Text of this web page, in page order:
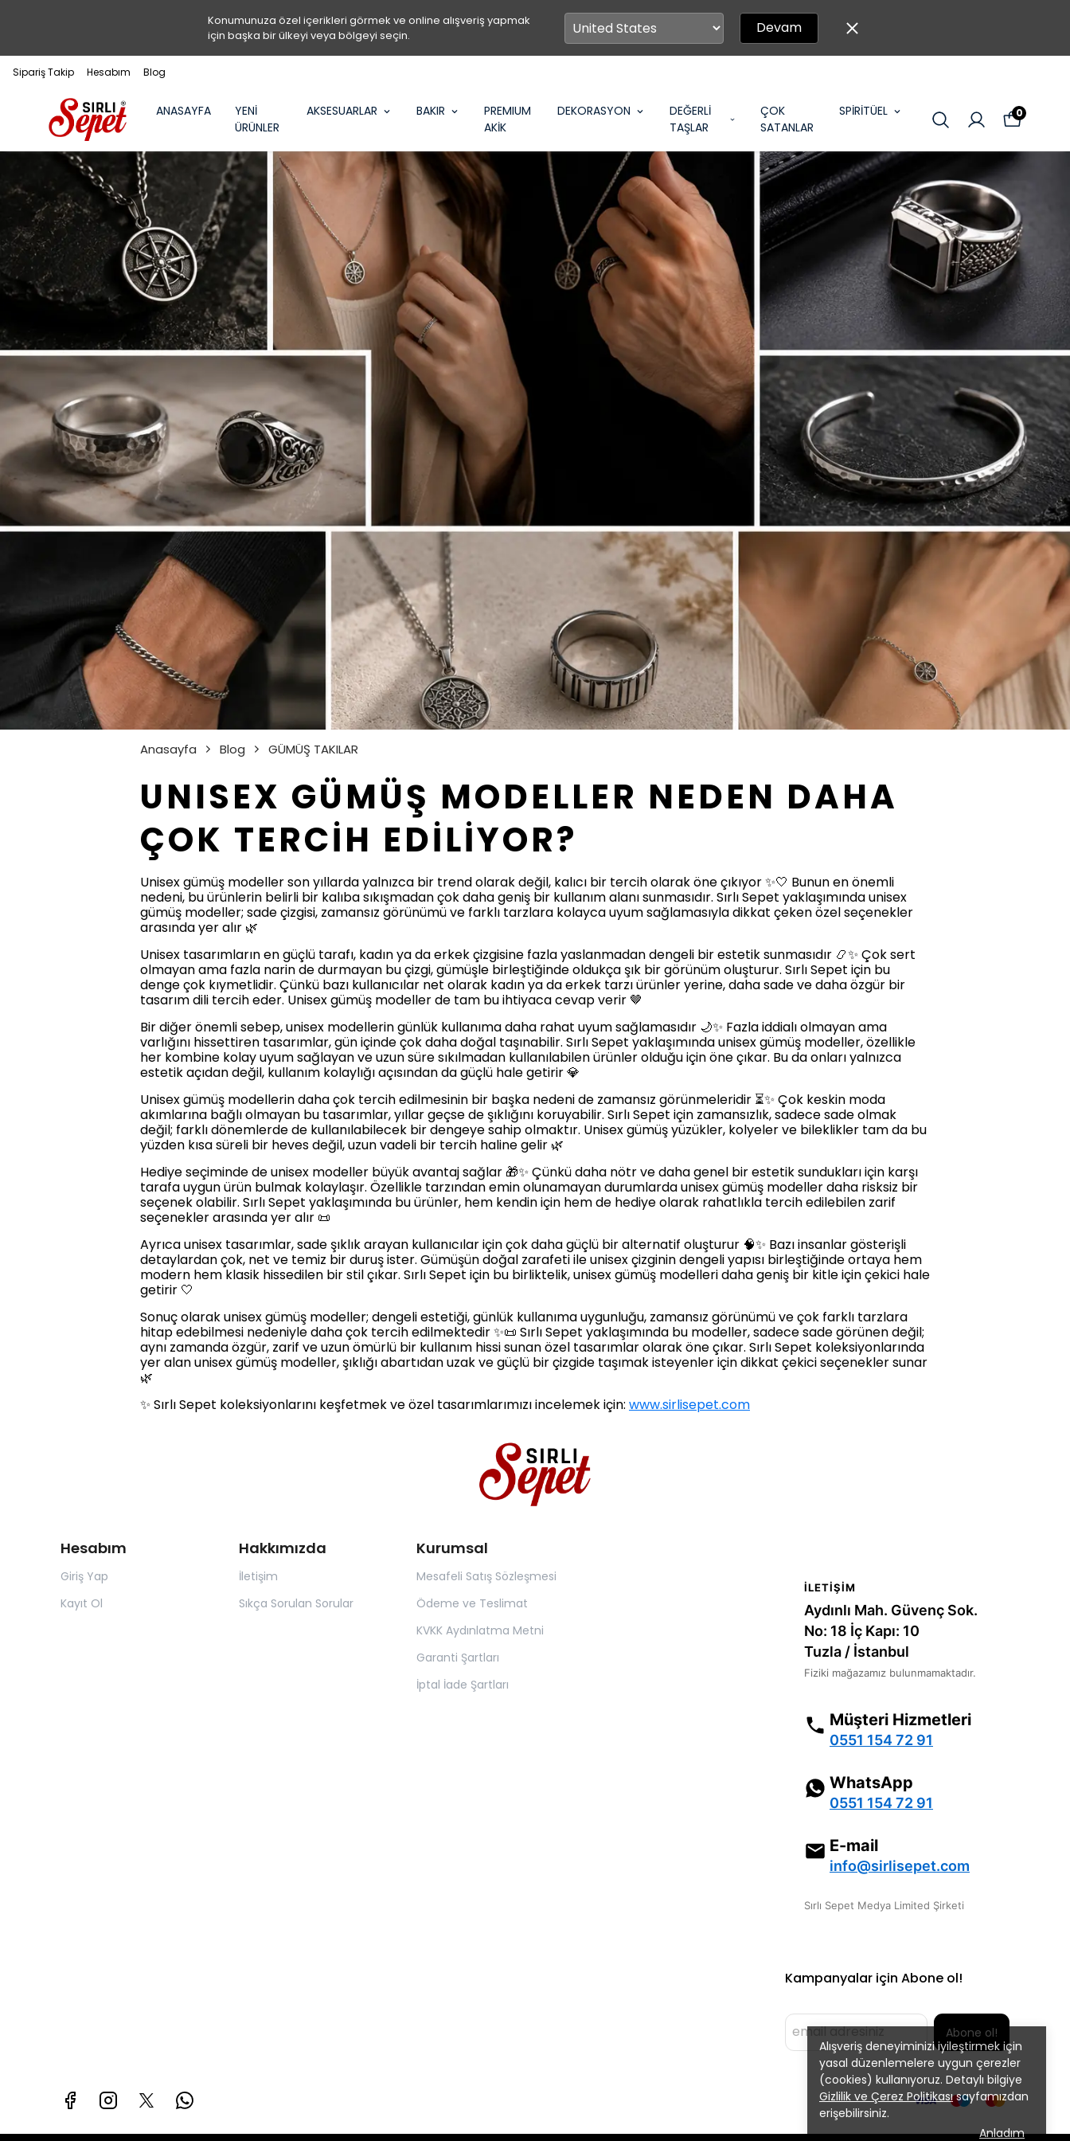
Konumunuza özel içerikleri görmek ve online alışveriş yapmak
için başka bir ülkeyi veya bölgeyi seçin.
Devam
Sipariş Takip Hesabım Blog
ANASAYFA
YENİ
ÜRÜNLER
AKSESUARLAR BAKIR
PREMIUM
AKİK
DEKORASYON
DEĞERLİ
TAŞLAR
ÇOK
SATANLAR
SPİRİTÜEL 0
Alışveriş deneyiminizi iyileştirmek için
yasal düzenlemelere uygun çerezler
(cookies) kullanıyoruz. Detaylı bilgiye
Gizlilik ve Çerez Politikasısayfamızdan
erişebilirsiniz.
Anladım
Anasayfa Blog GÜMÜŞ TAKILAR
UNISEX GÜMÜŞ MODELLER NEDEN DAHA
ÇOK TERCİH EDİLİYOR?
Unisex gümüş modeller son yıllarda yalnızca bir trend olarak değil, kalıcı bir tercih olarak öne çıkıyor ✨🤍 Bunun en önemli
nedeni, bu ürünlerin belirli bir kalıba sıkışmadan çok daha geniş bir kullanım alanı sunmasıdır. Sırlı Sepet yaklaşımında unisex
gümüş modeller; sade çizgisi, zamansız görünümü ve farklı tarzlara kolayca uyum sağlamasıyla dikkat çeken özel seçenekler
arasında yer alır 🌿
Unisex tasarımların en güçlü tarafı, kadın ya da erkek çizgisine fazla yaslanmadan dengeli bir estetik sunmasıdır 📿✨ Çok sert
olmayan ama fazla narin de durmayan bu çizgi, gümüşle birleştiğinde oldukça şık bir görünüm oluşturur. Sırlı Sepet için bu
denge çok kıymetlidir. Çünkü bazı kullanıcılar net olarak kadın ya da erkek tarzı ürünler yerine, daha sade ve daha özgür bir
tasarım dili tercih eder. Unisex gümüş modeller de tam bu ihtiyaca cevap verir 🤎
Bir diğer önemli sebep, unisex modellerin günlük kullanıma daha rahat uyum sağlamasıdır 🌙✨ Fazla iddialı olmayan ama
varlığını hissettiren tasarımlar, gün içinde çok daha doğal taşınabilir. Sırlı Sepet yaklaşımında unisex gümüş modeller, özellikle
her kombine kolay uyum sağlayan ve uzun süre sıkılmadan kullanılabilen ürünler olduğu için öne çıkar. Bu da onları yalnızca
estetik açıdan değil, kullanım kolaylığı açısından da güçlü hale getirir 💎
Unisex gümüş modellerin daha çok tercih edilmesinin bir başka nedeni de zamansız görünmeleridir ⏳✨ Çok keskin moda
akımlarına bağlı olmayan bu tasarımlar, yıllar geçse de şıklığını koruyabilir. Sırlı Sepet için zamansızlık, sadece sade olmak
değil; farklı dönemlerde de kullanılabilecek bir dengeye sahip olmaktır. Unisex gümüş yüzükler, kolyeler ve bileklikler tam da bu
yüzden kısa süreli bir heves değil, uzun vadeli bir tercih haline gelir 🌿
Hediye seçiminde de unisex modeller büyük avantaj sağlar 🎁✨ Çünkü daha nötr ve daha genel bir estetik sundukları için karşı
tarafa uygun ürün bulmak kolaylaşır. Özellikle tarzından emin olunamayan durumlarda unisex gümüş modeller daha risksiz bir
seçenek olabilir. Sırlı Sepet yaklaşımında bu ürünler, hem kendin için hem de hediye olarak rahatlıkla tercih edilebilen zarif
seçenekler arasında yer alır 📜
Ayrıca unisex tasarımlar, sade şıklık arayan kullanıcılar için çok daha güçlü bir alternatif oluşturur 🧠✨ Bazı insanlar gösterişli
detaylardan çok, net ve temiz bir duruş ister. Gümüşün doğal zarafeti ile unisex çizginin dengeli yapısı birleştiğinde ortaya hem
modern hem klasik hissedilen bir stil çıkar. Sırlı Sepet için bu birliktelik, unisex gümüş modelleri daha geniş bir kitle için çekici hale
getirir 🤍
Sonuç olarak unisex gümüş modeller; dengeli estetiği, günlük kullanıma uygunluğu, zamansız görünümü ve çok farklı tarzlara
hitap edebilmesi nedeniyle daha çok tercih edilmektedir ✨📜 Sırlı Sepet yaklaşımında bu modeller, sadece sade görünen değil;
aynı zamanda özgür, zarif ve uzun ömürlü bir kullanım hissi sunan özel tasarımlar olarak öne çıkar. Sırlı Sepet koleksiyonlarında
yer alan unisex gümüş modeller, şıklığı abartıdan uzak ve güçlü bir çizgide taşımak isteyenler için dikkat çekici seçenekler sunar
🌿
✨ Sırlı Sepet koleksiyonlarını keşfetmek ve özel tasarımlarımızı incelemek için: www.sirlisepet.com
Hesabım
Giriş Yap
Kayıt Ol
Hakkımızda
İletişim
Sıkça Sorulan Sorular
Kurumsal
Mesafeli Satış Sözleşmesi
Ödeme ve Teslimat
KVKK Aydınlatma Metni
Garanti Şartları
İptal İade Şartları
İLETIŞIM
Aydınlı Mah. Güvenç Sok.
No: 18 İç Kapı: 10
Tuzla / İstanbul
Fiziki mağazamız bulunmamaktadır.
Müşteri Hizmetleri
0551 154 72 91
WhatsApp
0551 154 72 91
E-mail
info@sirlisepet.com
Sırlı Sepet Medya Limited Şirketi
Kampanyalar için Abone ol!
Abone ol!